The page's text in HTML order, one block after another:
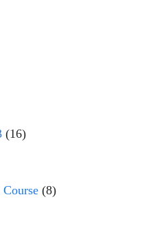
(16)
(8)